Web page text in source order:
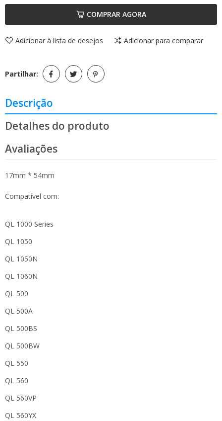
COMPRAR AGORA
Adicionar à lista de desejos Adicionar para comparar
Partilhar:
Descrição
Detalhes do produto
Avaliações
17mm * 54mm
Compatível com:
QL 1000 Series
QL 1050
QL 1050N
QL 1060N
QL 500
QL 500A
QL 500BS
QL 500BW
QL 550
QL 560
QL 560VP
QL 560YX